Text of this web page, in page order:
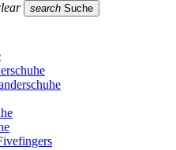
search Suche